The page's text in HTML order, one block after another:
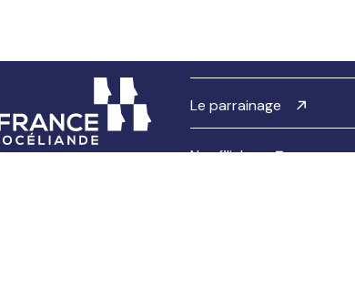
Le parrainage
Nos filiales